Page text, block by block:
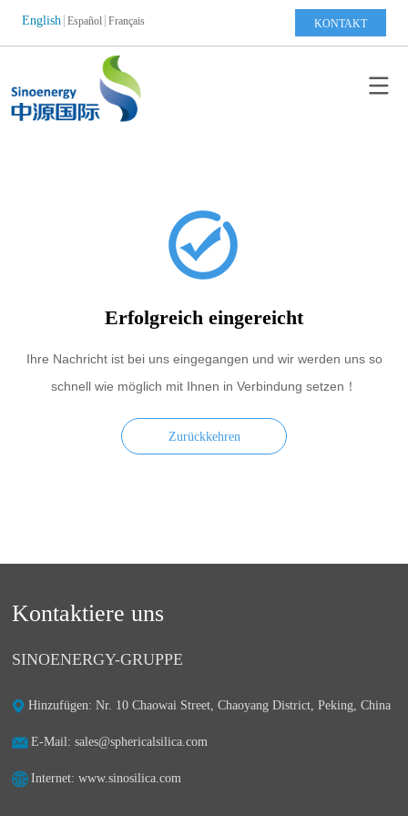
English Español Français KONTAKT
Erfolgreich eingereicht
Ihre Nachricht ist bei uns eingegangen und wir werden uns so
schnell wie möglich mit Ihnen in Verbindung setzen！
Zurückkehren
Kontaktiere uns
SINOENERGY-GRUPPE
Hinzufügen: Nr. 10 Chaowai Street, Chaoyang District, Peking, China
E-Mail: sales@sphericalsilica.com
Internet: www.sinosilica.com